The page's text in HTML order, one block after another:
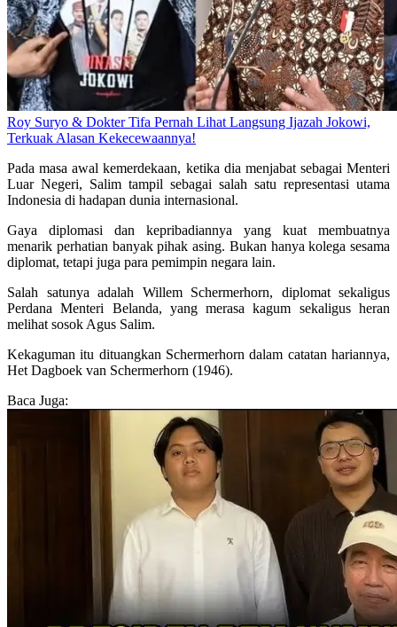
Roy Suryo & Dokter Tifa Pernah Lihat Langsung Ijazah Jokowi,
Terkuak Alasan Kekecewaannya!
Pada masa awal kemerdekaan, ketika dia menjabat sebagai Menteri
Luar Negeri, Salim tampil sebagai salah satu representasi utama
Indonesia di hadapan dunia internasional.
Gaya diplomasi dan kepribadiannya yang kuat membuatnya
menarik perhatian banyak pihak asing. Bukan hanya kolega sesama
diplomat, tetapi juga para pemimpin negara lain.
Salah satunya adalah Willem Schermerhorn, diplomat sekaligus
Perdana Menteri Belanda, yang merasa kagum sekaligus heran
melihat sosok Agus Salim.
Kekaguman itu dituangkan Schermerhorn dalam catatan hariannya,
Het Dagboek van Schermerhorn (1946).
Baca Juga: